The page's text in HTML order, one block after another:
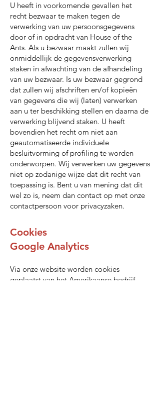
U heeft in voorkomende gevallen het
recht bezwaar te maken tegen de
verwerking van uw persoonsgegevens
door of in opdracht van House of the
Ants. Als u bezwaar maakt zullen wij
onmiddellijk de gegevensverwerking
staken in afwachting van de afhandeling
van uw bezwaar. Is uw bezwaar gegrond
dat zullen wij afschriften en/of kopieën
van gegevens die wij (laten) verwerken
aan u ter beschikking stellen en daarna de
verwerking blijvend staken. U heeft
bovendien het recht om niet aan
geautomatiseerde individuele
besluitvorming of profiling te worden
onderworpen. Wij verwerken uw gegevens
niet op zodanige wijze dat dit recht van
toepassing is. Bent u van mening dat dit
wel zo is, neem dan contact op met onze
contactpersoon voor privacyzaken.
Cookies
Google Analytics
Via onze website worden cookies
geplaatst van het Amerikaanse bedrijf